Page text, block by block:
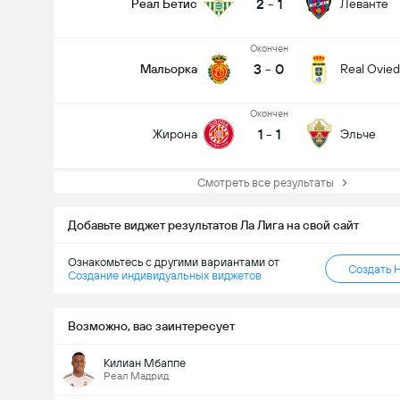
Реал Бетис 2 - 1 Леванте
Мальорка
Oкончен
3 - 0 Real
Жирона
Oкончен
1 - 1 Эльче
Смотреть все результаты
Добавьте виджет результатов Ла Лига на свой сайт
Ознакомьтесь с другими вариантами от
Создание индивидуальных виджетов
Создать
Возможно, вас заинтересует
Килиан Мбаппе
Реал Мадрид